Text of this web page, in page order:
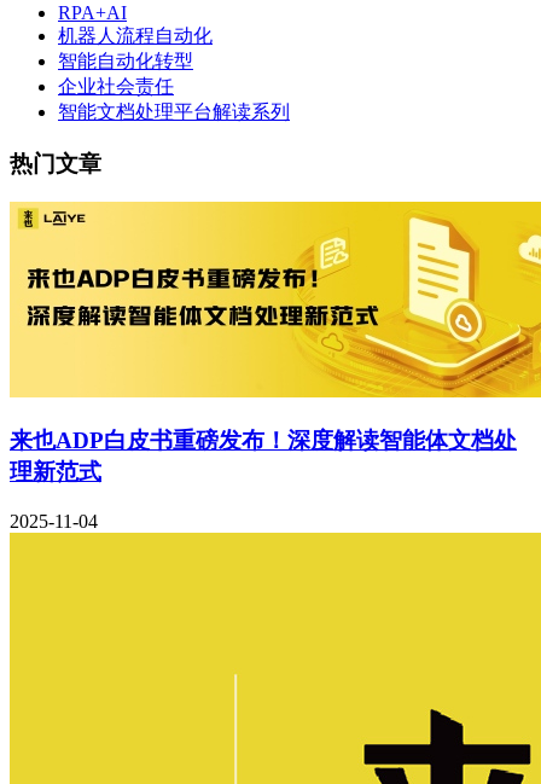
RPA+AI
机器人流程自动化
智能自动化转型
企业社会责任
智能文档处理平台解读系列
热门文章
来也ADP白皮书重磅发布！深度解读智能体文档处
理新范式
2025-11-04